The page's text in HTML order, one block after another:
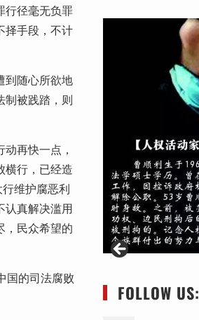
行径毫无负罪
择手段，不计
到随心所欲地
被践踏，则
再快一点，
横行，已经造
维护腐恶利
认真解决滥用
，民众希望的
国的司法腐败
FOLLOW US: